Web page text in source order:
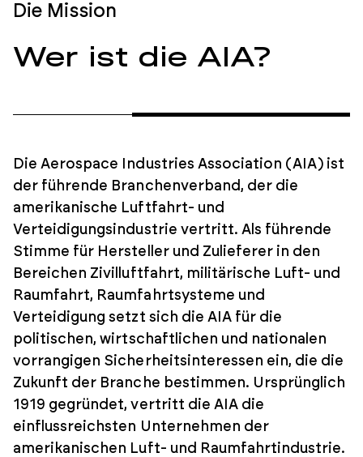
Die Mission
Wer ist die AIA?
Die Aerospace Industries Association (AIA) ist
der führende Branchenverband, der die
amerikanische Luftfahrt- und
Verteidigungsindustrie vertritt. Als führende
Stimme für Hersteller und Zulieferer in den
Bereichen Zivilluftfahrt, militärische Luft- und
Raumfahrt, Raumfahrtsysteme und
Verteidigung setzt sich die AIA für die
politischen, wirtschaftlichen und nationalen
vorrangigen Sicherheitsinteressen ein, die die
Zukunft der Branche bestimmen. Ursprünglich
1919 gegründet, vertritt die AIA die
einflussreichsten Unternehmen der
amerikanischen Luft- und Raumfahrtindustrie.